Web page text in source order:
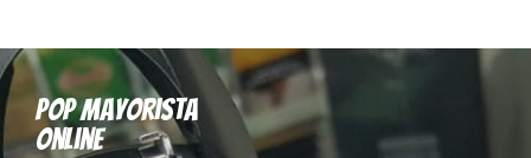
Pop mayorista
online